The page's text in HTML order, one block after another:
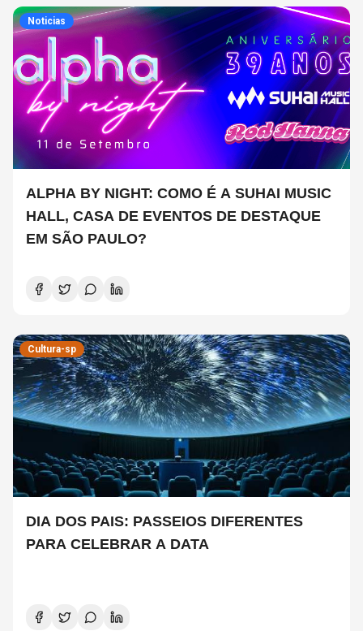
Noticias
ALPHA BY NIGHT: COMO É A SUHAI MUSIC
HALL, CASA DE EVENTOS DE DESTAQUE
EM SÃO PAULO?
Cultura-sp
DIA DOS PAIS: PASSEIOS DIFERENTES
PARA CELEBRAR A DATA